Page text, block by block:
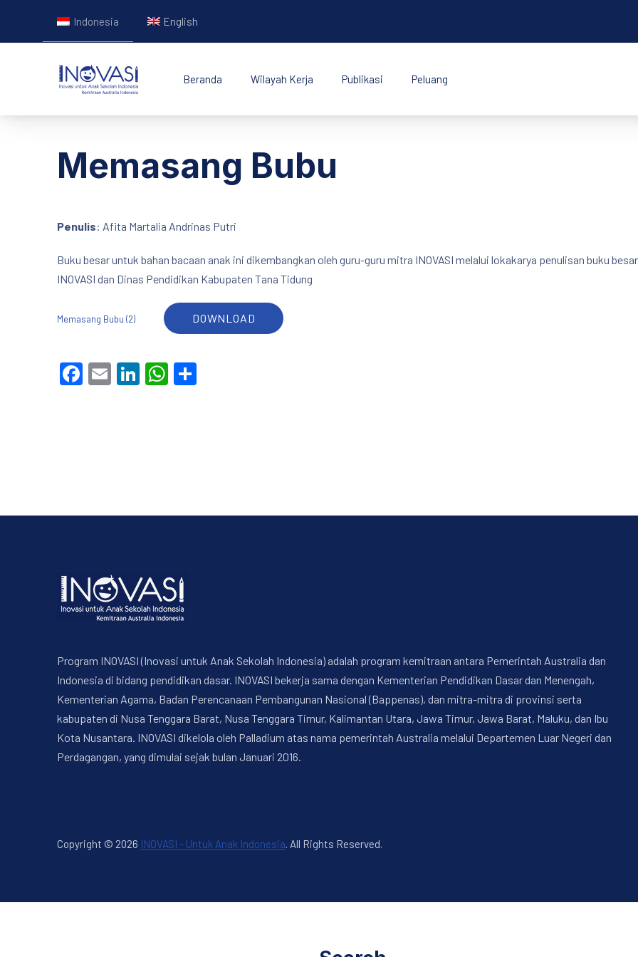
Indonesia English
INOVASI - Untuk Anak Indonesia
Beranda Wilayah Kerja Publikasi Peluang
Memasang Bubu
Penulis: Afita Martalia Andrinas Putri
Buku besar untuk bahan bacaan anak ini dikembangkan oleh guru-guru mitra INOVASI melalui lokakarya penulisan buku
INOVASI dan Dinas Pendidikan Kabupaten Tana Tidung
Memasang Bubu (2) DOWNLOAD
Facebook
EmailLinkedInWhatsApp
Program INOVASI (Inovasi untuk Anak Sekolah Indonesia) adalah program kemitraan antara Pemerintah Australia dan
Indonesia di bidang pendidikan dasar. INOVASI bekerja sama dengan Kementerian Pendidikan Dasar dan Menengah,
Kementerian Agama, Badan Perencanaan Pembangunan Nasional (Bappenas), dan mitra-mitra di provinsi serta
kabupaten di Nusa Tenggara Barat, Nusa Tenggara Timur, Kalimantan Utara, Jawa Timur, Jawa Barat, Maluku, dan Ibu
Kota Nusantara. INOVASI dikelola oleh Palladium atas nama pemerintah Australia melalui Departemen Luar Negeri dan
Perdagangan, yang dimulai sejak bulan Januari 2016.
Copyright © 2026 INOVASI - Untuk Anak Indonesia. All Rights Reserved.